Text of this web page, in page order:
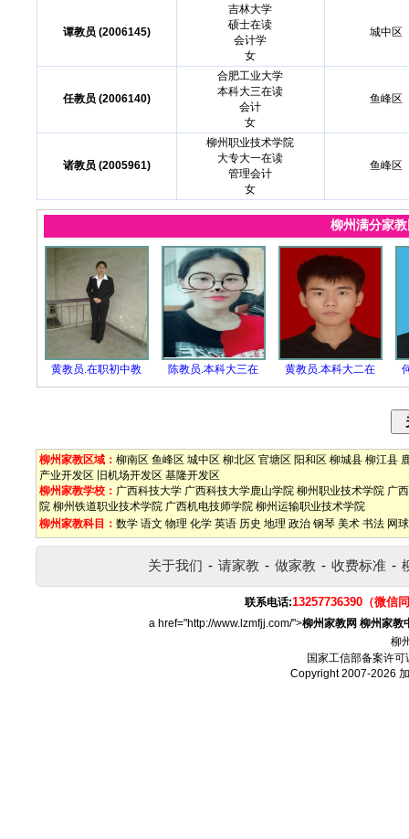
谭教员 (2006145)
吉林大学
硕士在读
会计学
女
城中区
任教员 (2006140)
合肥工业大学
本科大三在读
会计
女
鱼峰区
诸教员 (2005961)
柳州职业技术学院
大专大一在读
管理会计
女
鱼峰区
柳州满分家
黄教员.在职初中教 陈教员.本科大三在 黄教员.本科大二在
柳州家教区域： 柳南区 鱼峰区 城中区 柳北区 官塘区 阳和区 柳城县 柳江县
产业开发区
旧机场开发区 基隆开发区
柳州家教学校： 广西科技大学 广西科技大学鹿山学院 柳州职业技术学院 广
院 柳州铁道职业技术学院 广西机电技师学院 柳州运输职业技术学院
柳州家教科目： 数学 语文 物理 化学 英语 历史 地理 政治 钢琴 美术 书法 网球
关于我们 - 请家教 - 做家教 - 收费标准 -
联系电话:13257736390（微信
a href="http://www.lzmfjj.com/">柳州家教网 柳州家教
柳
国家工信部备案许可
Copyright 2007-2026